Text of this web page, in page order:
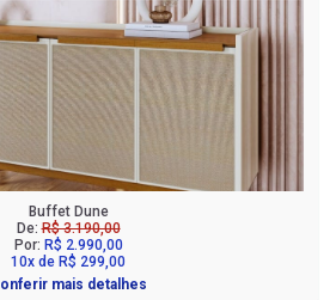
Buffet Dune
De:R$ 3.190,00
Por: R$ 2.990,00
10x de R$ 299,00
mais detalhes